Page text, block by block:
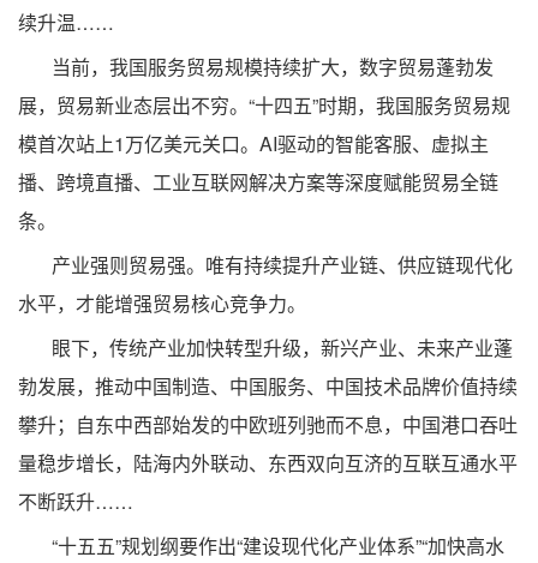
续升温……
当前，我国服务贸易规模持续扩大，数字贸易蓬勃发
展，贸易新业态层出不穷。“十四五”时期，我国服务贸易规
模首次站上1万亿美元关口。AI驱动的智能客服、虚拟主
播、跨境直播、工业互联网解决方案等深度赋能贸易全链
条。
产业强则贸易强。唯有持续提升产业链、供应链现代化
水平，才能增强贸易核心竞争力。
眼下，传统产业加快转型升级，新兴产业、未来产业蓬
勃发展，推动中国制造、中国服务、中国技术品牌价值持续
攀升；自东中西部始发的中欧班列驰而不息，中国港口吞吐
量稳步增长，陆海内外联动、东西双向互济的互联互通水平
不断跃升……
“十五五”规划纲要作出“建设现代化产业体系”“加快高水